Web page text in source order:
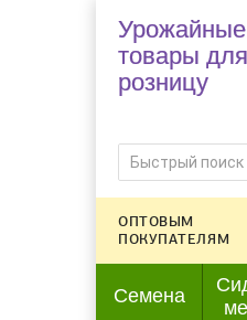
товары
розницу
ОПТОВЫМ
ПОКУПАТЕЛЯМ
Семена